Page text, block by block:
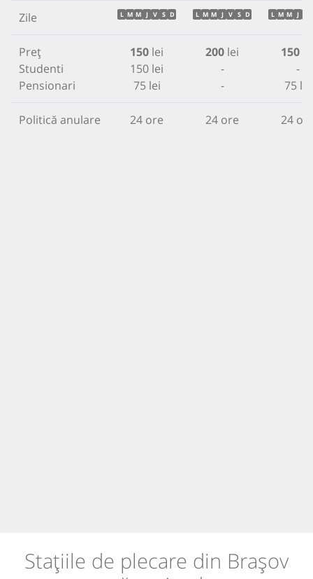
Zile L M M J V S D L M M J V S D L M M J
Preț
Studenti
Pensionari
150 lei
150 lei
75 lei
200 lei
-
-
150
-
75 lei
Politică anulare 24 ore 24 ore 24
Stațiile de plecare din Brașov